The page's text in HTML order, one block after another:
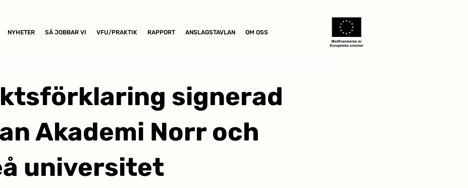
NYHETER SÅ JOBBAR VI VFU/PRAKTIK RAPPORT ANSLAGSTAVLAN OM OSS
signerad
Akademi Norr och
universitet